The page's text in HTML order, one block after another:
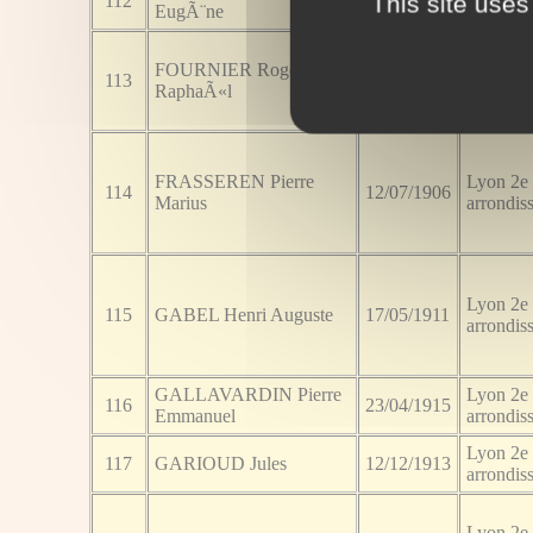
EugÃ¨ne
113
FOURNIER Roger Jules
RaphaÃ«l
114
FRASSEREN Pierre
Marius
12/07/1906
Lyon 2e
115 GABEL Henri Auguste 17/05/1911
Lyon 2e
116
GALLAVARDIN Pierre
Emmanuel
23/04/1915
Lyon 2e
117 GARIOUD Jules 12/12/1913
Lyon 2e